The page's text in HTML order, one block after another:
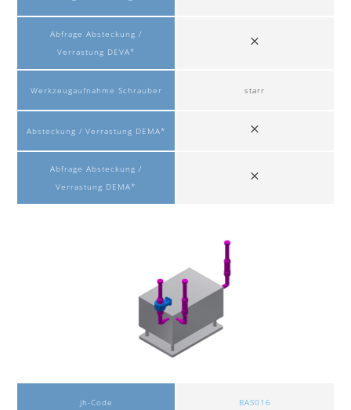
Abfrage Absteckung /
Verrastung DEVA*
Werkzeugaufnahme Schrauber
Absteckung / Verrastung DEMA*
Abfrage Absteckung /
Verrastung DEMA*
starr
jh-Code BAS016